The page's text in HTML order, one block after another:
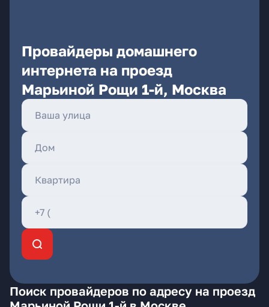
Провайдеры домашнего
интернета на проезд
Марьиной Рощи 1-й, Москва
Поиск провайдеров по адресу на проезд